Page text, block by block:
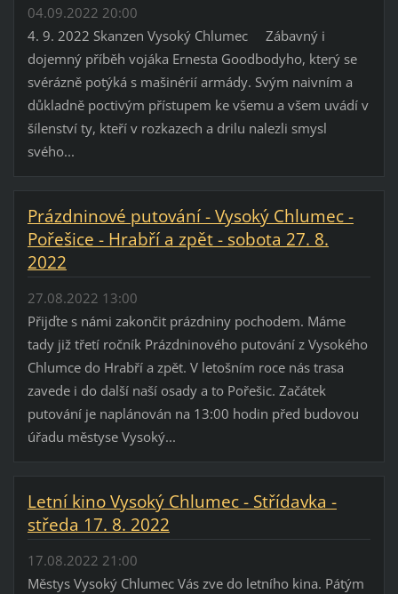
04.09.2022 20:00
4. 9. 2022 Skanzen Vysoký Chlumec Zábavný i
dojemný příběh vojáka Ernesta Goodbodyho, který se
svérázně potýká s mašinérií armády. Svým naivním a
důkladně poctivým přístupem ke všemu a všem uvádí v
šílenství ty, kteří v rozkazech a drilu nalezli smysl
svého...
Prázdninové putování - Vysoký Chlumec -
Pořešice - Hrabří a zpět - sobota 27. 8.
2022
27.08.2022 13:00
Přijďte s námi zakončit prázdniny pochodem. Máme
tady již třetí ročník Prázdninového putování z Vysokého
Chlumce do Hrabří a zpět. V letošním roce nás trasa
zavede i do další naší osady a to Pořešic. Začátek
putování je naplánován na 13:00 hodin před budovou
úřadu městyse Vysoký...
Letní kino Vysoký Chlumec - Střídavka -
středa 17. 8. 2022
17.08.2022 21:00
Městys Vysoký Chlumec Vás zve do letního kina. Pátým